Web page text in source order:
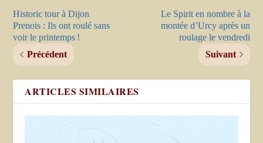
Historic tour à Dijon
Prenois : Ils ont roulé sans
voir le printemps !
Précédent
Le Spirit en nombre à la
montée d’Urcy après un
roulage le vendredi
Suivant
ARTICLES SIMILAIRES